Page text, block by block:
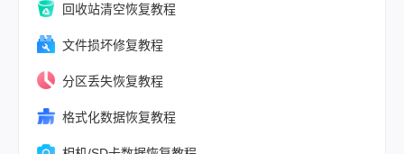
回收站清空恢复教程
文件损坏修复教程
分区丢失恢复教程
格式化数据恢复教程